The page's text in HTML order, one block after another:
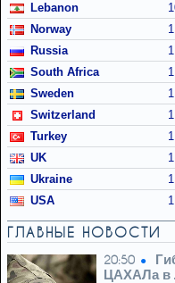
Lebanon
Norway
Russia
South Africa
Sweden
Switzerland
Turkey
UK
Ukraine
USA
ГЛАВНЫЕ НОВОСТИ
20:50
ЦАХАЛа в